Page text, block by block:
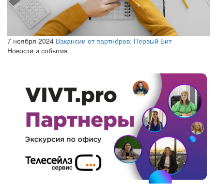
7 ноября 2024 Вакансии от партнёров: Первый Бит
Новости и события